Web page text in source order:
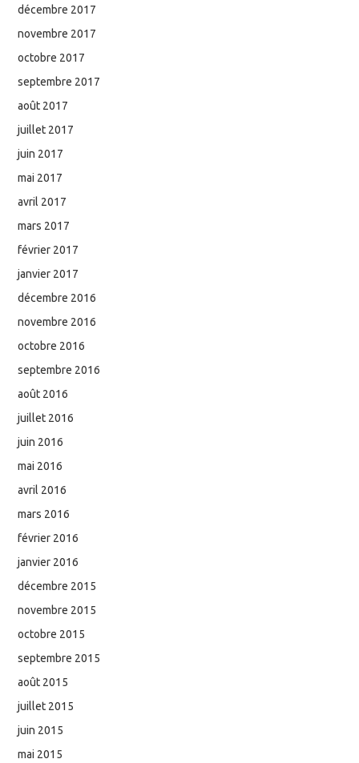
décembre 2017
novembre 2017
octobre 2017
septembre 2017
août 2017
juillet 2017
juin 2017
mai 2017
avril 2017
mars 2017
février 2017
janvier 2017
décembre 2016
novembre 2016
octobre 2016
septembre 2016
août 2016
juillet 2016
juin 2016
mai 2016
avril 2016
mars 2016
février 2016
janvier 2016
décembre 2015
novembre 2015
octobre 2015
septembre 2015
août 2015
juillet 2015
juin 2015
mai 2015